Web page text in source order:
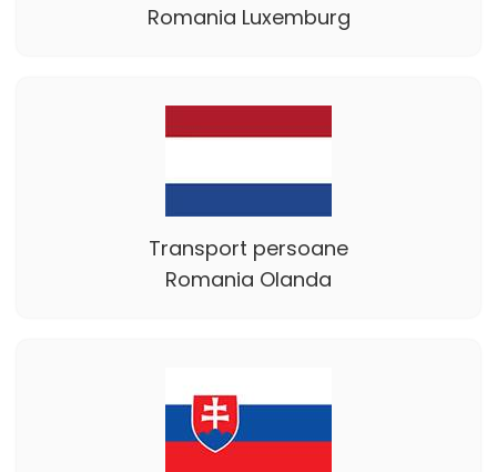
Romania Luxemburg
Transport persoane
Romania Olanda